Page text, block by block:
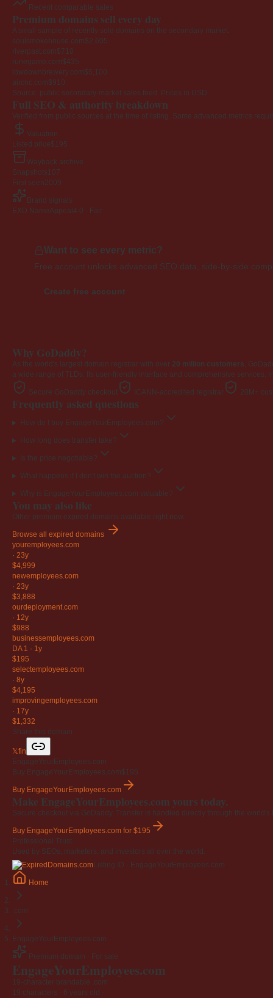
Recent comparable sales
Premium domains sell every day
A small sample of recently sold domains on the secondary market.
soulsmokehouse.com$2,605
riverpast.com$710
runegame.com$435
lowdownbrewery.com$5,100
aircnc.com$910
Source: public secondary-market sales feed. Prices in USD.
Full SEO & authority breakdown
Verified from public sources at the time of listing. Some advanced metrics
Valuation
Listed price$195
Wayback archive
Snapshots 107
First seen2009
Brand signals
EXD NameAppeal 4.0 · Fair
Want to see every metric?
Free account unlocks advanced SEO data, side-by-side
Create free account
Why GoDaddy?
As the world's largest domain registrar with over 20 million customers,
a wide range of TLDs. Its user-friendly interface and comprehensive
Secure GoDaddy checkout ICANN-accredited registrar 20M+
Frequently asked questions
How do I buy EngageYourEmployees.com?
How long does transfer take?
Is the price negotiable?
What happens if I don't win the auction?
Why is EngageYourEmployees.com valuable?
You may also like
Other premium expired domains available right now.
Browse all expired domains
youremployees.com
· 23y
$4,999
newemployees.com
· 23y
$3,888
ourdeployment.com
· 12y
$988
businessemployees.com
DA 1 · 1y
$195
selectemployees.com
· 8y
$4,195
improvingemployees.com
· 17y
$1,332
Share this domain
𝕏fin
EngageYourEmployees.com
Buy EngageYourEmployees.com$195
Buy EngageYourEmployees.com
Make EngageYourEmployees.com yours today.
Secure checkout via GoDaddy. Transfer is handled directly through the world's
Buy EngageYourEmployees.com for $195
Professional Trust
Used by SEOs, marketers, and investors all over the world.
Listing ID · EngageYourEmployees.com
Home
.com
EngageYourEmployees.com
Premium domain · For sale
EngageYourEmployees.com
19-character brandable .com
19 characters · 6 years old